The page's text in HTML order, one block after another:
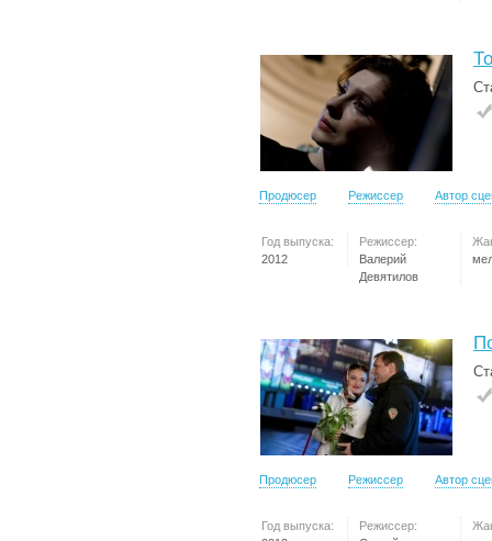
Продюсер Режиссер Автор
Год выпуска:
2012
Режиссер:
Валерий
Девятилов
Продюсер Режиссер Автор
Год выпуска:
Режиссер: